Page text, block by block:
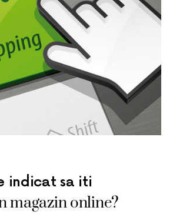
indicat sa iti
magazin online?